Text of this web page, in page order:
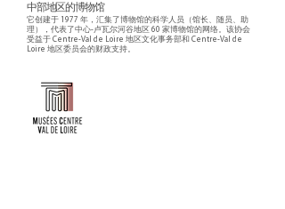
中部地区的博物馆
它创建于 1977 年，汇集了博物馆的科学人员（馆长、随员、助
理），代表了中心-卢瓦尔河谷地区 60 家博物馆的网络。该协会
受益于 Centre-Val de Loire 地区文化事务部和 Centre-Val de
Loire 地区委员会的财政支持。